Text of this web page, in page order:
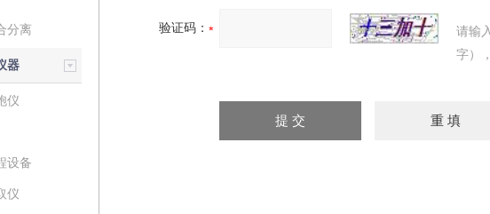
分离
器
仪
设备
仪
验证码：
请输
字）